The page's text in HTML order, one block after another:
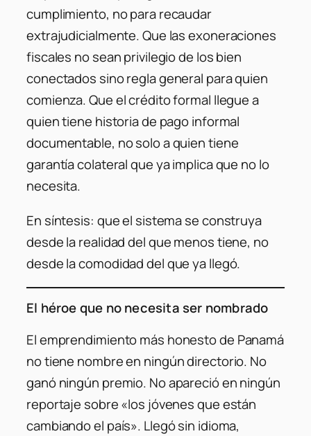
cumplimiento, no para recaudar
extrajudicialmente. Que las exoneraciones
fiscales no sean privilegio de los bien
conectados sino regla general para quien
comienza. Que el crédito formal llegue a
quien tiene historia de pago informal
documentable, no solo a quien tiene
garantía colateral que ya implica que no lo
necesita.
En síntesis: que el sistema se construya
desde la realidad del que menos tiene, no
desde la comodidad del que ya llegó.
El héroe que no necesita ser nombrado
El emprendimiento más honesto de Panamá
no tiene nombre en ningún directorio. No
ganó ningún premio. No apareció en ningún
reportaje sobre «los jóvenes que están
cambiando el país». Llegó sin idioma,